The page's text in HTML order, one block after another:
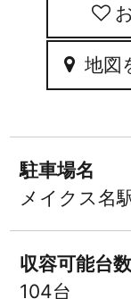
地図
駐車場名
メイクス名
収容可能台数
104台